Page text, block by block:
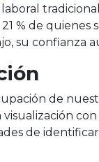
laboral
% de quienes
su confianza
de
visualización
de